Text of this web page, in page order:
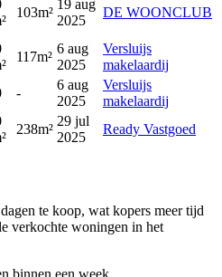
103m²
19 aug
2025
DE WOONCLUB
117m²
6 aug
2025
Versluijs
makelaardij
-
6 aug
2025
Versluijs
makelaardij
238m²
29 jul
2025
Ready Vastgoed
te koop, wat kopers meer tijd
verkochte woningen in het
binnen een week